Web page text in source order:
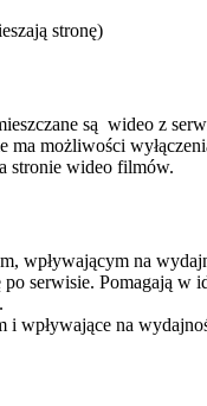
stronę)
są wideo z
możliwości
stronie wideo filmów.
wpływającym na
serwisie. Pomagają
wpływające na